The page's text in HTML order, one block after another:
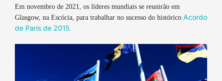
Em novembro de 2021, os líderes mundiais se reunirão em
Glasgow, na Escócia, para trabalhar no sucesso do histórico Acordo
de Paris de 2015.